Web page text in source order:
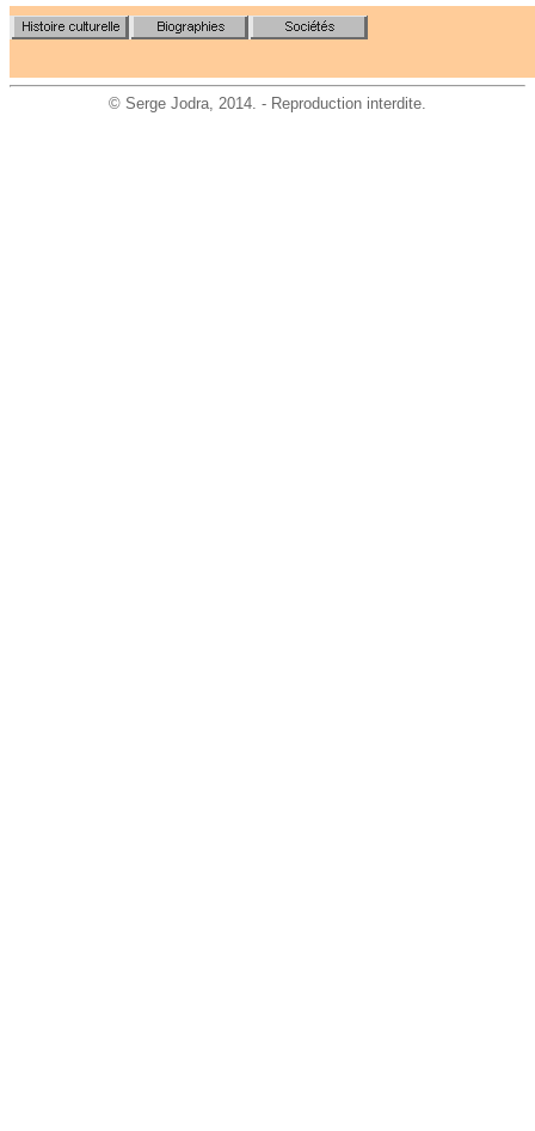
© Serge Jodra, 2014. - Reproduction interdite.